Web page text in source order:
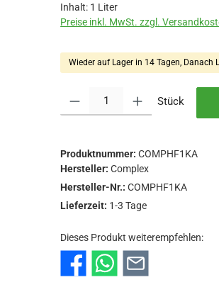
Inhalt: 1 Liter
Preise inkl. MwSt. zzgl.
Wieder auf Lager in 14 Tagen, Danach
Produkt Anzahl: Gib den
Stück
Produktnummer:COMPHF1KA
Hersteller:Complex
Hersteller-Nr.:COMPHF1KA
Lieferzeit: 1-3 Tage
Dieses Produkt weiterempfehlen: